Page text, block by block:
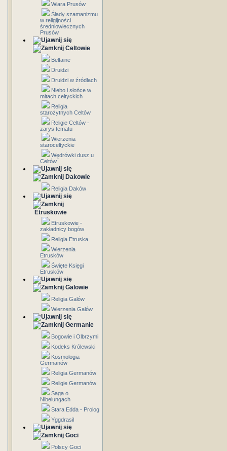
Wiara Prusów
Ślady szamanizmu
w religijności
średniowiecznych
Prusów
Celtowie
Beltaine
Druidzi
Druidzi w źródłach
Niebo i słońce w
mitach celtyckich
Religia
starożytnych Celtów
Religie Celtów -
zarys tematu
Wierzenia
staroceltyckie
Wędrówki dusz u
Celtów
Dakowie
Religia Daków
Etruskowie
Etruskowie -
zakładnicy bogów
Religia Etruska
Wierzenia
Etrusków
Święte Księgi
Etrusków
Galowie
Religia Galów
Wierzenia Galów
Germanie
Bogowie i Olbrzymi
Kodeks Królewski
Kosmologia
Germanów
Religia Germanów
Religie Germanów
Saga o
Nibelungach
Stara Edda - Prolog
Yggdrasil
Goci
Polscy Goci